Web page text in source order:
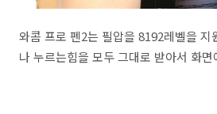
와콤 프로 펜2는 필압을 8192레벨을 지
나 누르는힘을 모두 그대로 받아서 화